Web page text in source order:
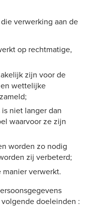
verwerking aan de
op rechtmatige,
zijn voor de
wettelijke
niet langer dan
waarvoor ze zijn
worden zo nodig
zij verbeterd;
verwerkt.
doeleinden :